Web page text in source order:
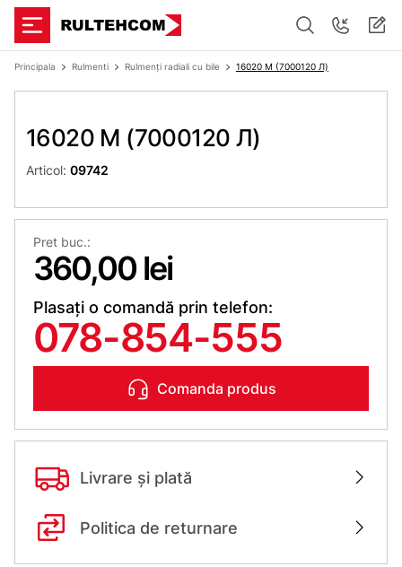
Principala Rulmenti Rulmenți radiali cu bile 16020 M (7000120 Л)
16020 M (7000120 Л)
Articol: 09742
Pret buc.:
360,00 lei
Plasați o comandă prin telefon:
078-854-555
Comanda produs
Livrare și plată
Politica de returnare